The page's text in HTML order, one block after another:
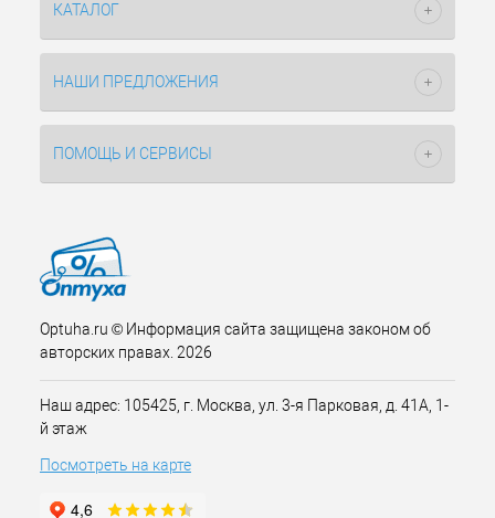
КАТАЛОГ
НАШИ ПРЕДЛОЖЕНИЯ
ПОМОЩЬ И СЕРВИСЫ
Optuha.ru © Информация сайта защищена законом об
авторских правах. 2026
Наш адрес: 105425, г. Москва, ул. 3-я Парковая, д. 41А, 1-
й этаж
Посмотреть на карте